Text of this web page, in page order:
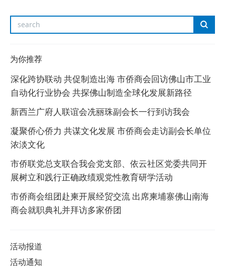
为你推荐
深化跨协联动 共促制造出海 市侨商会回访佛山市工业
自动化行业协会 共探佛山制造全球化发展新路径
新西兰广府人联谊会冼丽珠副会长一行到访我会
凝聚侨心侨力 共谋文化发展 市侨商会走访副会长单位
浓淡文化
市侨联党总支联合我会党支部、依云社区党委共同开
展树立和践行正确政绩观党性教育研学活动
市侨商会组团赴柬开展经贸交流 出席柬埔寨佛山南海
商会就职典礼并拜访多家侨团
活动报道
活动通知